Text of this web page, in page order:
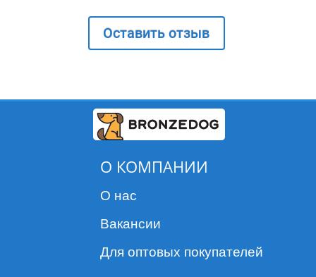
Оставить отзыв
О КОМПАНИИ
О нас
Вакансии
Для оптовых покупателей